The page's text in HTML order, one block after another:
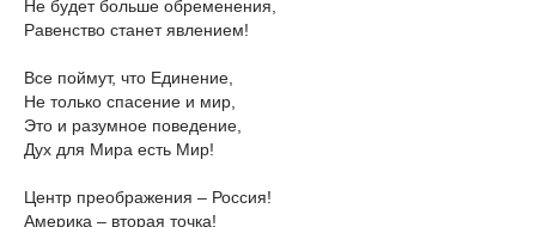
Не будет больше обременения,
Равенство станет явлением!
Все поймут, что Единение,
Не только спасение и мир,
Это и разумное поведение,
Дух для Мира есть Мир!
Центр преображения – Россия!
Америка – вторая точка!